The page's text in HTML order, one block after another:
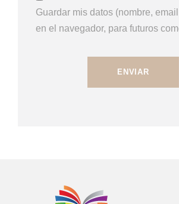
Guardar mis datos (nombre,
en el navegador, para futuros